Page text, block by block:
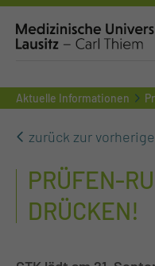
Aktuelle Informationen
zurück zur
PRÜFEN-
DRÜCKEN!